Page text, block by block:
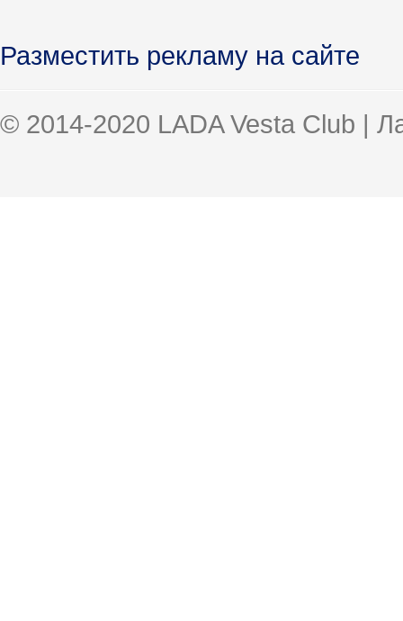
Разместить рекламу на сайте
© 2014-2020 LADA Vesta Club |